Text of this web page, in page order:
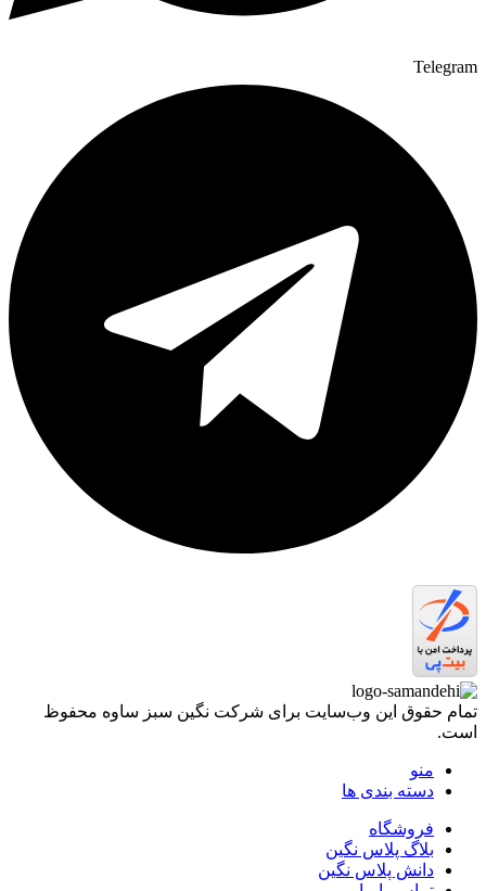
Telegram
تمام حقوق اين وب‌سايت برای شرکت نگین سبز ساوه محفوظ
است.
منو
دسته بندی ها
فروشگاه
بلاگ پلاس نگین
دانش پلاس نگین